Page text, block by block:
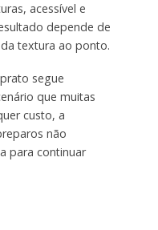
acessível e
depende de
textura ao ponto.
segue
que muitas
custo, a
não
para continuar